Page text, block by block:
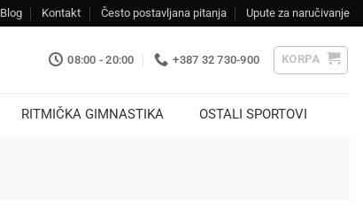
Blog Kontakt Često postavljana pitanja Upute za naručivanje
08:00 - 20:00 +387 32 730-900 KORPA
RITMIČKA GIMNASTIKA OSTALI SPORTOVI